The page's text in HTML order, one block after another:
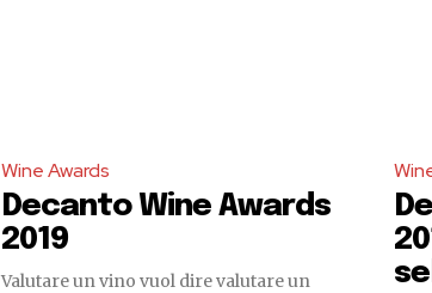
Wine Awards
Decanto Wine Awards
2019
Valutare un vino vuol dire valutare un